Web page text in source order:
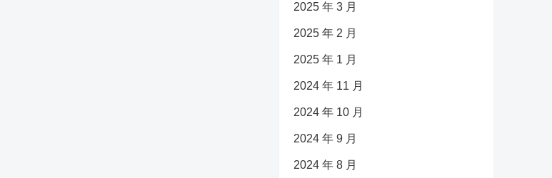
2025 年 3 月
2025 年 2 月
2025 年 1 月
2024 年 11 月
2024 年 10 月
2024 年 9 月
2024 年 8 月